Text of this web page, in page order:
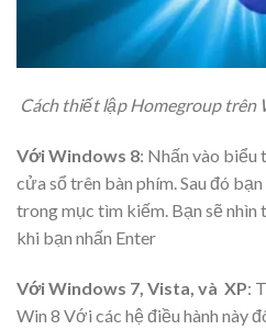
Cách thiết lập Homegroup trên
Với Windows 8: Nhấn vào biểu
cửa sổ trên bàn phím. Sau đó
trong mục tìm kiếm. Bạn sẽ nhìn
khi bạn nhấn Enter
Với Windows 7, Vista, và XP:
Win 8 Với các hệ điều hành này